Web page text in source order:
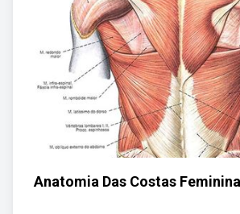
Anatomia Das Costas